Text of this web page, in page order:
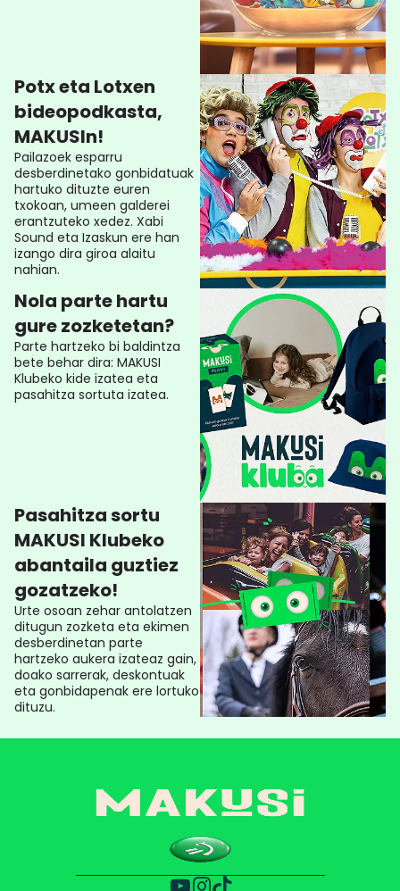
Potx eta Lotxen
bideopodkasta,
MAKUSIn!
Pailazoek esparru
desberdinetako gonbidatuak
hartuko dituzte euren
txokoan, umeen galderei
erantzuteko xedez. Xabi
Sound eta Izaskun ere han
izango dira giroa alaitu
nahian.
Nola parte hartu
gure zozketetan?
Parte hartzeko bi baldintza
bete behar dira: MAKUSI
Klubeko kide izatea eta
pasahitza sortuta izatea.
Pasahitza sortu
MAKUSI Klubeko
abantaila guztiez
gozatzeko!
Urte osoan zehar antolatzen
ditugun zozketa eta ekimen
desberdinetan parte
hartzeko aukera izateaz gain,
doako sarrerak, deskontuak
eta gonbidapenak ere lortuko
dituzu.